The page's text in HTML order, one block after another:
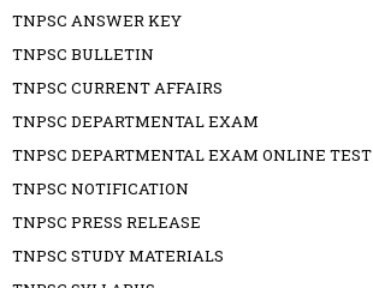
TNPSC ANSWER KEY
TNPSC BULLETIN
TNPSC CURRENT AFFAIRS
TNPSC DEPARTMENTAL EXAM
TNPSC DEPARTMENTAL EXAM ONLINE TEST
TNPSC NOTIFICATION
TNPSC PRESS RELEASE
TNPSC STUDY MATERIALS